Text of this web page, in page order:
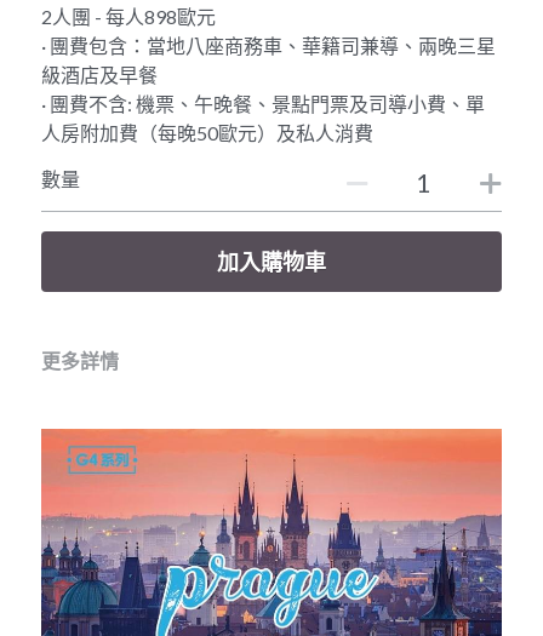
義大利「意猶未盡」7日
土耳其經典8日遊
美東經典6天遊
2人團 - 每人898歐元
· 團費包含：當地八座商務車、華籍司兼導、兩晚三星
級酒店及早餐
· 團費不含: 機票、午晚餐、景點門票及司導小費、單
人房附加費（每晚50歐元）及私人消費
數量
加入購物車
更多詳情